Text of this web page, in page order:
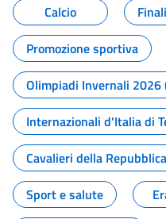
Calcio
Promozione sportiva
Olimpiadi Invernali 2026
Internazionali d'Italia di
Cavalieri della Repubblica
Sport e salute